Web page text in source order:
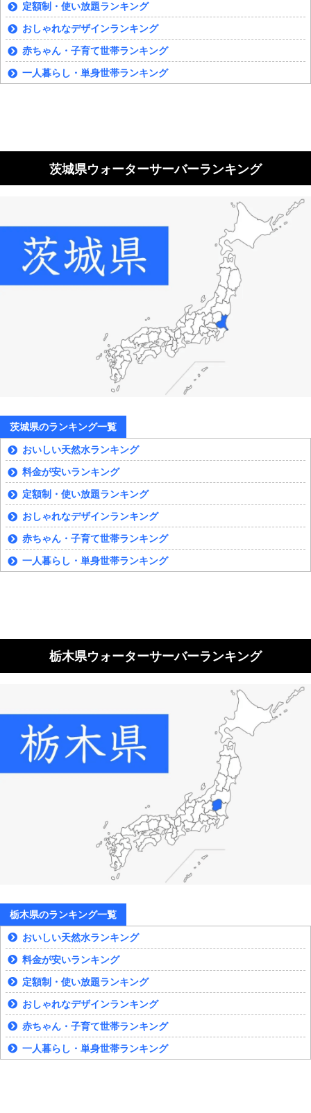
定額制・使い放題ランキング
おしゃれなデザインランキング
赤ちゃん・子育て世帯ランキング
一人暮らし・単身世帯ランキング
茨城県ウォーターサーバーランキング
茨城県のランキング一覧
おいしい天然水ランキング
料金が安いランキング
定額制・使い放題ランキング
おしゃれなデザインランキング
赤ちゃん・子育て世帯ランキング
一人暮らし・単身世帯ランキング
栃木県ウォーターサーバーランキング
栃木県のランキング一覧
おいしい天然水ランキング
料金が安いランキング
定額制・使い放題ランキング
おしゃれなデザインランキング
赤ちゃん・子育て世帯ランキング
一人暮らし・単身世帯ランキング